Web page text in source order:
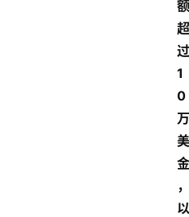
额
超
过
1
0
万
美
金
，
以